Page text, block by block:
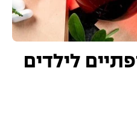
לילדים